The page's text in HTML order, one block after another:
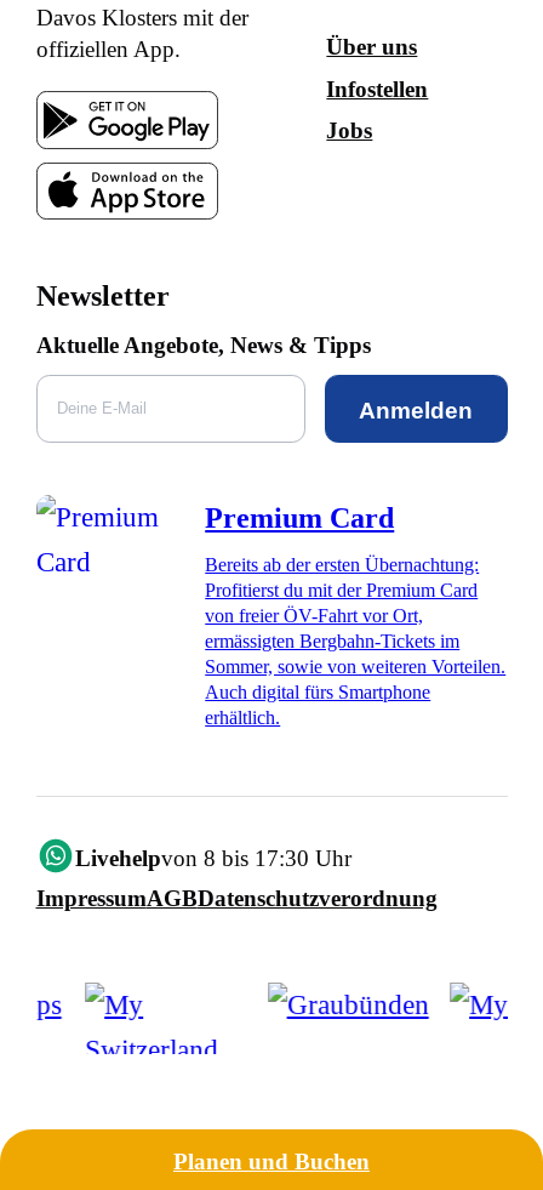
Davos Klosters mit der
offiziellen App.
Über uns
Infostellen
Jobs
Newsletter
Aktuelle Angebote, News & Tipps
Anmelden
Premium Card
Bereits ab der ersten Übernachtung:
Profitierst du mit der Premium Card
von freier ÖV-Fahrt vor Ort,
ermässigten Bergbahn-Tickets im
Sommer, sowie von weiteren Vorteilen.
Auch digital fürs Smartphone
erhältlich.
Livehelpvon 8 bis 17:30 Uhr
ImpressumAGBDatenschutzverordnung
Planen und Buchen